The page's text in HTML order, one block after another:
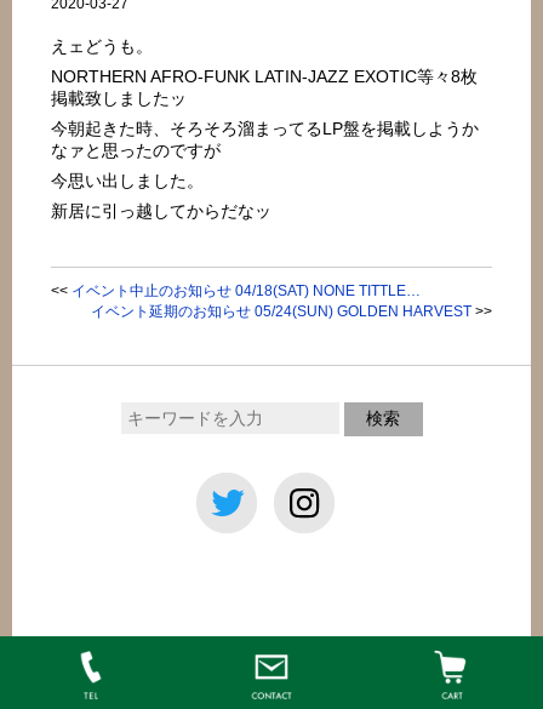
2020-03-27
えェどうも。
NORTHERN AFRO-FUNK LATIN-JAZZ EXOTIC等々8枚
掲載致しましたッ
今朝起きた時、そろそろ溜まってるLP盤を掲載しようか
なァと思ったのですが
今思い出しました。
新居に引っ越してからだなッ
<< イベント中止のお知らせ 04/18(SAT) NONE TITTLE…
イベント延期のお知らせ 05/24(SUN) GOLDEN HARVEST>>